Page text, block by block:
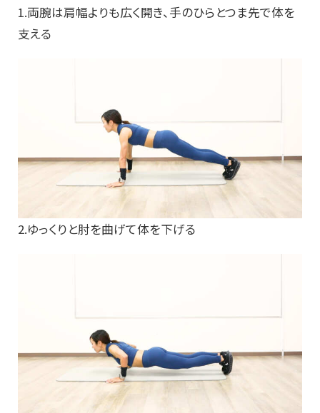
1.両腕は肩幅よりも広く開き、手のひらとつま先で体を
支える
2.ゆっくりと肘を曲げて体を下げる